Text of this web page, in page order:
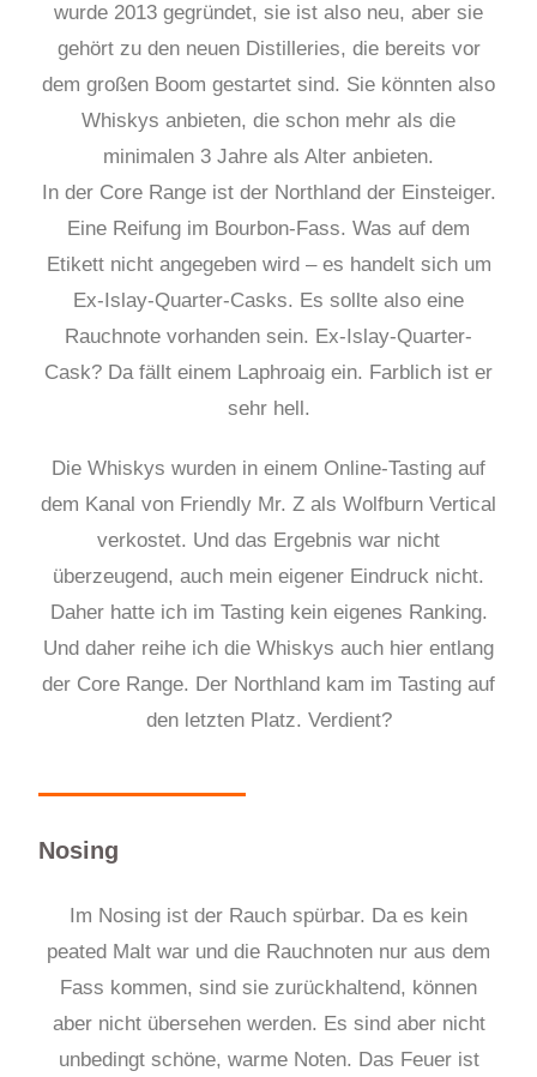
wurde 2013 gegründet, sie ist also neu, aber sie
gehört zu den neuen Distilleries, die bereits vor
dem großen Boom gestartet sind. Sie könnten also
Whiskys anbieten, die schon mehr als die
minimalen 3 Jahre als Alter anbieten.
In der Core Range ist der Northland der Einsteiger.
Eine Reifung im Bourbon-Fass. Was auf dem
Etikett nicht angegeben wird – es handelt sich um
Ex-Islay-Quarter-Casks. Es sollte also eine
Rauchnote vorhanden sein. Ex-Islay-Quarter-
Cask? Da fällt einem Laphroaig ein. Farblich ist er
sehr hell.
Die Whiskys wurden in einem Online-Tasting auf
dem Kanal von Friendly Mr. Z als Wolfburn Vertical
verkostet. Und das Ergebnis war nicht
überzeugend, auch mein eigener Eindruck nicht.
Daher hatte ich im Tasting kein eigenes Ranking.
Und daher reihe ich die Whiskys auch hier entlang
der Core Range. Der Northland kam im Tasting auf
den letzten Platz. Verdient?
Nosing
Im Nosing ist der Rauch spürbar. Da es kein
peated Malt war und die Rauchnoten nur aus dem
Fass kommen, sind sie zurückhaltend, können
aber nicht übersehen werden. Es sind aber nicht
unbedingt schöne, warme Noten. Das Feuer ist